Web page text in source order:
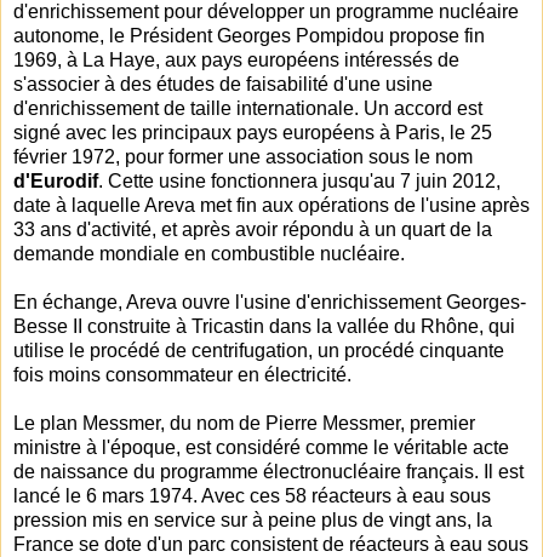
d'enrichissement pour développer un programme nucléaire
autonome, le Président Georges Pompidou propose fin
1969, à La Haye, aux pays européens intéressés de
s'associer à des études de faisabilité d'une usine
d'enrichissement de taille internationale. Un accord est
signé avec les principaux pays européens à Paris, le 25
février 1972, pour former une association sous le nom
d'Eurodif. Cette usine fonctionnera jusqu'au 7 juin 2012,
date à laquelle Areva met fin aux opérations de l'usine après
33 ans d'activité, et après avoir répondu à un quart de la
demande mondiale en combustible nucléaire.
En échange, Areva ouvre l'usine d'enrichissement Georges-
Besse II construite à Tricastin dans la vallée du Rhône, qui
utilise le procédé de centrifugation, un procédé cinquante
fois moins consommateur en électricité.
Le plan Messmer, du nom de Pierre Messmer, premier
ministre à l'époque, est considéré comme le véritable acte
de naissance du programme électronucléaire français. Il est
lancé le 6 mars 1974. Avec ces 58 réacteurs à eau sous
pression mis en service sur à peine plus de vingt ans, la
France se dote d'un parc consistent de réacteurs à eau sous